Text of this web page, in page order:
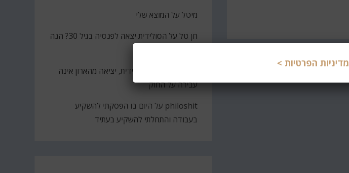
מיטל על המוצא שלי
חן טל על
הסולידית יצאה לפנסיה בגיל 30? הנה
גבירתי הסולידית, יציאה מהארון אינה
עבירה על החוק
philoshit על היום בו הפסקתי להשקיע
בעבודה והתחלתי להשקיע בעתיד
מדיניות הפרטיות >